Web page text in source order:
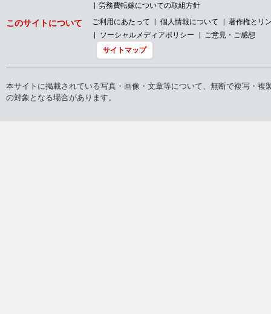
労務費転嫁についての取組方針
このサイトについて ご利用にあたって 個人情報について
著作権とリ
ソーシャルメディアポリシー
ご意見・ご感想
サイトマップ
本サイトに掲載されている写真・画像・文章等について、無断で複写・
の対象となる場合があります。